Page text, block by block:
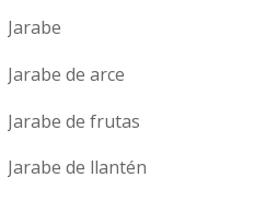
Jarabe
Jarabe de arce
Jarabe de frutas
Jarabe de llantén